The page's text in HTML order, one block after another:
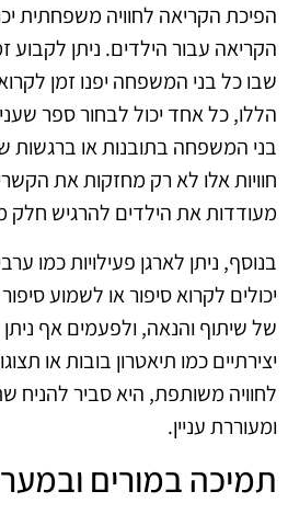
הפיכת הקריאה לחוויה משפחתית
הקריאה עבור הילדים. ניתן
שבו כל בני המשפחה יפנו זמן
הללו, כל אחד יכול לבחור ספר
בני המשפחה בתובנות או ברגשות
חוויות אלו לא רק מחזקות את
מעודדות את הילדים להרגיש חלק
בנוסף, ניתן לארגן פעילויות כמו
יכולים לקרוא סיפור או לשמוע
של שיתוף והנאה, ולפעמים אף
יצירתיים כמו תיאטרון בובות או
לחוויה משותפת, היא סביר להניח
ומעוררת עניין.
תמיכה במורים